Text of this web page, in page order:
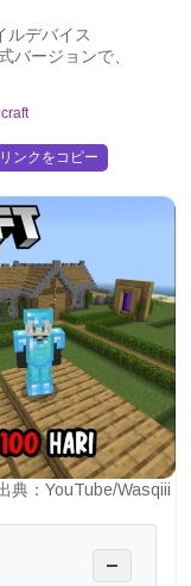
ルデバイス
バージョンで、
リンクをコピー
典：YouTube/Wasqiii
−